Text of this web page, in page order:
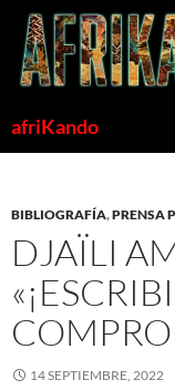
Saltar
contenido
afriKando
BIBLIOGRAFÍA,PRENSA
DJAÏLI
14 SEPTIEMBRE, 2022